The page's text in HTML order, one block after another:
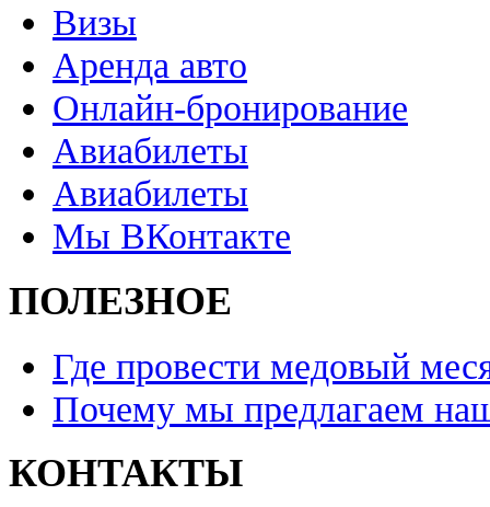
Визы
Аренда авто
Онлайн-бронирование
Авиабилеты
Авиабилеты
Мы ВКонтакте
ПОЛЕЗНОЕ
Где провести медовый
Почему мы предлагаем
КОНТАКТЫ